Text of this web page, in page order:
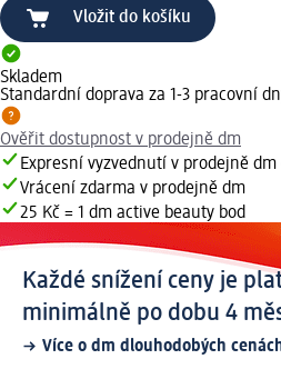
Vložit do košíku
Skladem
Standardní doprava za 1-3 pracovní
Ověřit dostupnost v prodejně dm
Expresní vyzvednutí v prodejně
Vrácení zdarma v prodejně dm
25 Kč = 1 dm active beauty bod
Každé snížení ceny je
minimálně po dobu 4
Více o dm dlouhodobých